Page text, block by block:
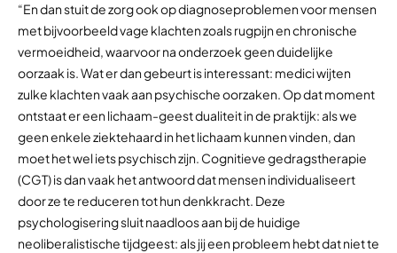
“En dan stuit de zorg ook op diagnoseproblemen voor mensen
met bijvoorbeeld vage klachten zoals rugpijn en chronische
vermoeidheid, waarvoor na onderzoek geen duidelijke
oorzaak is. Wat er dan gebeurt is interessant: medici wijten
zulke klachten vaak aan psychische oorzaken. Op dat moment
ontstaat er een lichaam-geest dualiteit in de praktijk: als we
geen enkele ziektehaard in het lichaam kunnen vinden, dan
moet het wel iets psychisch zijn. Cognitieve gedragstherapie
(CGT) is dan vaak het antwoord dat mensen individualiseert
door ze te reduceren tot hun denkkracht. Deze
psychologisering sluit naadloos aan bij de huidige
neoliberalistische tijdgeest: als jij een probleem hebt dat niet te